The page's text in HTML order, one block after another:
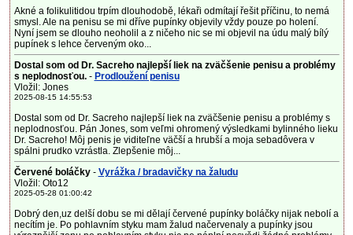
Akné a folikulitidou trpím dlouhodobě, lékaři odmítají řešit příčinu, to nemá
smysl. Ale na penisu se mi dříve pupínky objevily vždy pouze po holení.
Nyní jsem se dlouho neoholil a z ničeho nic se mi objevil na údu malý bílý
pupínek s lehce červeným oko...
Dostal som od Dr. Sacreho najlepší liek na zväčšenie penisu a problémy
s neplodnosťou.- Prodloužení penisu
Vložil: Jones
2025-08-15 14:55:53
Dostal som od Dr. Sacreho najlepší liek na zväčšenie penisu a problémy s
neplodnosťou. Pán Jones, som veľmi ohromený výsledkami bylinného lieku
Dr. Sacreho! Môj penis je viditeľne väčší a hrubší a moja sebadôvera v
spálni prudko vzrástla. Zlepšenie môj...
Červené boláčky - Vyrážka / bradavičky na žaludu
Vložil: Oto12
2025-05-28 01:00:42
Dobrý den,uz delší dobu se mi dělají červené pupínky boláčky nijak nebolí a
necítím je. Po pohlavním styku mam žalud načervenaly a pupínky jsou